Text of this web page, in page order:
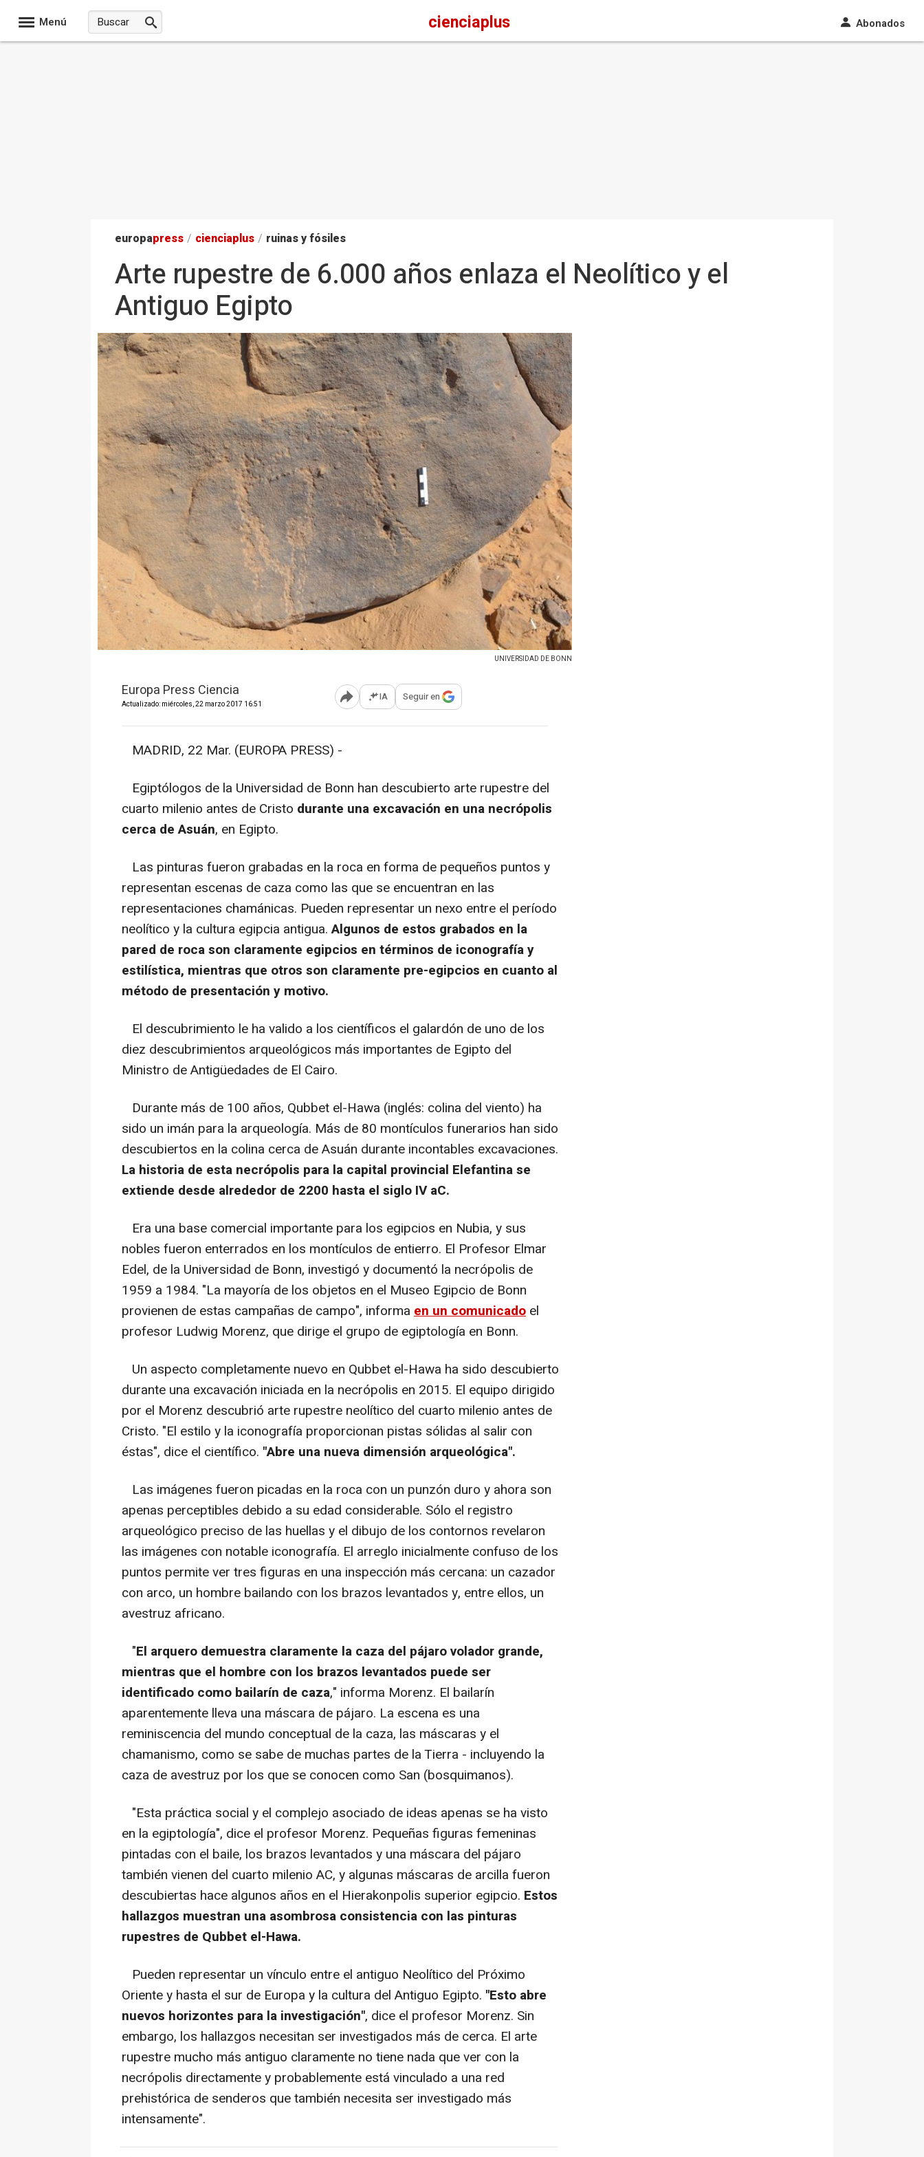
Menú cienciaplus Abonados
europapress / cienciaplus / ruinas y fósiles
Arte rupestre de 6.000 años enlaza el Neolítico y el
Antiguo Egipto
UNIVERSIDAD DE BONN
Europa Press Ciencia
Actualizado: miércoles, 22 marzo 2017 16:51 Abrir opciones para compartir
IA Seguir en
MADRID, 22 Mar. (EUROPA PRESS) -
Egiptólogos de la Universidad de Bonn han descubierto arte rupestre del
cuarto milenio antes de Cristo durante una excavación en una necrópolis
cerca de Asuán, en Egipto.
Las pinturas fueron grabadas en la roca en forma de pequeños puntos y
representan escenas de caza como las que se encuentran en las
representaciones chamánicas. Pueden representar un nexo entre el período
neolítico y la cultura egipcia antigua.Algunos de estos grabados en la
pared de roca son claramente egipcios en términos de iconografía y
estilística, mientras que otros son claramente pre-egipcios en cuanto al
método de presentación y motivo.
El descubrimiento le ha valido a los científicos el galardón de uno de los
diez descubrimientos arqueológicos más importantes de Egipto del
Ministro de Antigüedades de El Cairo.
Durante más de 100 años, Qubbet el-Hawa (inglés: colina del viento) ha
sido un imán para la arqueología. Más de 80 montículos funerarios han sido
descubiertos en la colina cerca de Asuán durante incontables excavaciones.
La historia de esta necrópolis para la capital provincial Elefantina se
extiende desde alrededor de 2200 hasta el siglo IV aC.
Era una base comercial importante para los egipcios en Nubia, y sus
nobles fueron enterrados en los montículos de entierro. El Profesor Elmar
Edel, de la Universidad de Bonn, investigó y documentó la necrópolis de
1959 a 1984. "La mayoría de los objetos en el Museo Egipcio de Bonn
provienen de estas campañas de campo", informa en un comunicado el
profesor Ludwig Morenz, que dirige el grupo de egiptología en Bonn.
Un aspecto completamente nuevo en Qubbet el-Hawa ha sido descubierto
durante una excavación iniciada en la necrópolis en 2015. El equipo dirigido
por el Morenz descubrió arte rupestre neolítico del cuarto milenio antes de
Cristo. "El estilo y la iconografía proporcionan pistas sólidas al salir con
éstas", dice el científico. "Abre una nueva dimensión arqueológica".
Las imágenes fueron picadas en la roca con un punzón duro y ahora son
apenas perceptibles debido a su edad considerable. Sólo el registro
arqueológico preciso de las huellas y el dibujo de los contornos revelaron
las imágenes con notable iconografía. El arreglo inicialmente confuso de los
puntos permite ver tres figuras en una inspección más cercana: un cazador
con arco, un hombre bailando con los brazos levantados y, entre ellos, un
avestruz africano.
"El arquero demuestra claramente la caza del pájaro volador grande,
mientras que el hombre con los brazos levantados puede ser
identificado como bailarín de caza," informa Morenz. El bailarín
aparentemente lleva una máscara de pájaro. La escena es una
reminiscencia del mundo conceptual de la caza, las máscaras y el
chamanismo, como se sabe de muchas partes de la Tierra - incluyendo la
caza de avestruz por los que se conocen como San (bosquimanos).
"Esta práctica social y el complejo asociado de ideas apenas se ha visto
en la egiptología", dice el profesor Morenz. Pequeñas figuras femeninas
pintadas con el baile, los brazos levantados y una máscara del pájaro
también vienen del cuarto milenio AC, y algunas máscaras de arcilla fueron
descubiertas hace algunos años en el Hierakonpolis superior egipcio. Estos
hallazgos muestran una asombrosa consistencia con las pinturas
rupestres de Qubbet el-Hawa.
Pueden representar un vínculo entre el antiguo Neolítico del Próximo
Oriente y hasta el sur de Europa y la cultura del Antiguo Egipto. "Esto abre
nuevos horizontes para la investigación", dice el profesor Morenz. Sin
embargo, los hallazgos necesitan ser investigados más de cerca. El arte
rupestre mucho más antiguo claramente no tiene nada que ver con la
necrópolis directamente y probablemente está vinculado a una red
prehistórica de senderos que también necesita ser investigado más
intensamente".